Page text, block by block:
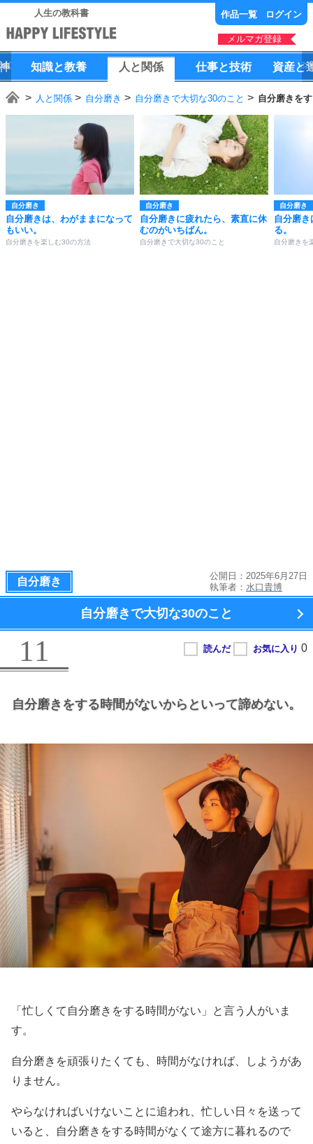
人生の教科書 作品一覧 ログイン
メルマガ登録
知識と教養 人 と 関係 仕事と技術 資産と
人と関係 自分磨き 自分磨きで大切な30のこと 自分磨きを
自分磨き
自分磨きは、わがままになって
もいい。
自分磨きを楽しむ30の方法
自分磨き
自分磨きに疲れたら、素直に休
むのがいちばん。
自分磨きで大切な30のこと
自分磨き
自分磨き
る。
自分磨きを
自分磨き
公開日：2025年6月27日
執筆者： 水口貴博
自分磨きで大切な30のこと
11
自分磨きをする時間がないからといって諦めない。
「忙しくて自分磨きをする時間がない」と言う人がいま
す。
自分磨きを頑張りたくても、時間がなければ、しようがあ
りません。
やらなければいけないことに追われ、忙しい日々を送って
いると、自分磨きをする時間がなくて途方に暮れるので